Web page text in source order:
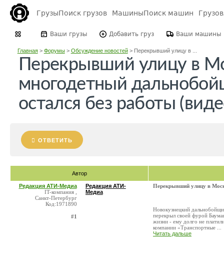
ГрузыПоиск грузов МашиныПоиск машин
Ваши грузы Добавить груз Ваши машины
Главная> Форумы> Обсуждение новостей> Перекрывший улицу в ...
Перекрывший улицу в
многодетный
остался без работы
ОТВЕТИТЬ
Автор
Редакция АТИ-Медиа
IT-компания ,
Санкт-Петербург
Код:1971890
#1
Редакция АТИ-
Медиа
Перекрывший улицу в
Новокузнецкий
перекрыл своей фурой
жизни - ему долго не
компании «Транспортные ...
Читать дальше